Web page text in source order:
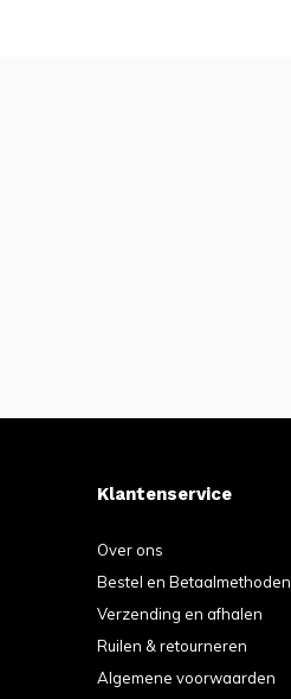
Klantenservice
Over ons
Bestel en Betaalmethoden
Verzending en afhalen
Ruilen & retourneren
Algemene voorwaarden